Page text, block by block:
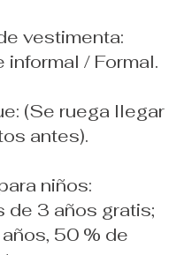
vestimenta:
informal / Formal.
(Se ruega llegar
antes).
niños:
de 3 años gratis;
50 % de